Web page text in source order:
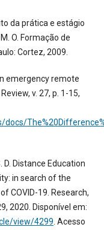
da prática e estágio
O. Formação de
Cortez, 2009.
emergency remote
v. 27, p. 1-15,
D. Distance Education
in search of the
COVID-19. Research,
2020. Disponível em:
view/4299 . Acesso